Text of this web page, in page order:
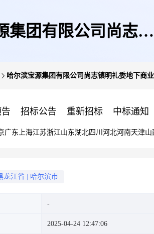
集团有限公司尚志镇
哈尔滨宝源集团有限公司尚志镇明礼委地下商
招标公告 重新招标 中标通知
广东 上海江苏浙江山东湖北四川 河北河南天津山
龙江省 哈尔滨市
2025-04-24 12:47:06